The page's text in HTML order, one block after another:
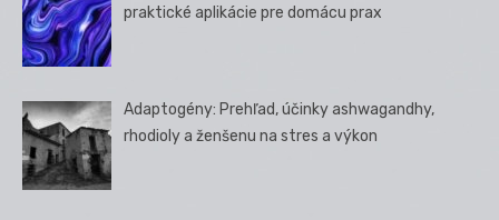
praktické aplikácie pre domácu prax
Adaptogény: Prehľad, účinky ashwagandhy,
rhodioly a ženšenu na stres a výkon